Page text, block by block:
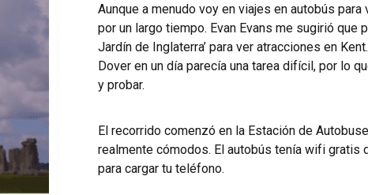
Aunque a menudo voy en viajes en autobús
por un largo tiempo. Evan Evans me sugirió que
Jardín de Inglaterra’ para ver atracciones en
Dover en un día parecía una tarea difícil, por lo
y probar.
El recorrido comenzó en la Estación de
realmente cómodos. El autobús tenía wifi
para cargar tu teléfono.